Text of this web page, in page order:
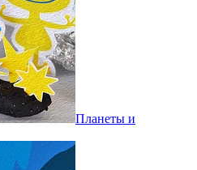
Планеты и